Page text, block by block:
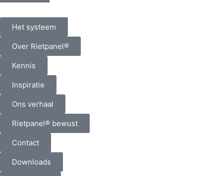
Het systeem
Over Rietpanel®
Kennis
Inspiratie
Ons verhaal
Rietpanel® bewust
Contact
Downloads